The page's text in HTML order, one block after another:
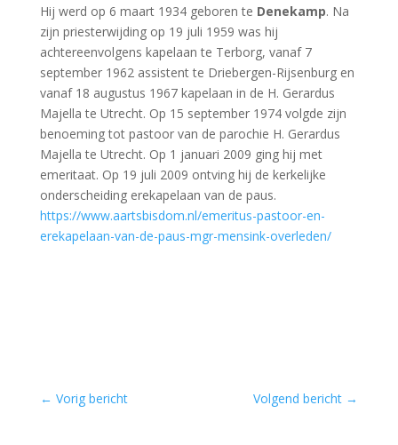
Hij werd op 6 maart 1934 geboren te Denekamp. Na
zijn priesterwijding op 19 juli 1959 was hij
achtereenvolgens kapelaan te Terborg, vanaf 7
september 1962 assistent te Driebergen-Rijsenburg en
vanaf 18 augustus 1967 kapelaan in de H. Gerardus
Majella te Utrecht. Op 15 september 1974 volgde zijn
benoeming tot pastoor van de parochie H. Gerardus
Majella te Utrecht. Op 1 januari 2009 ging hij met
emeritaat. Op 19 juli 2009 ontving hij de kerkelijke
onderscheiding erekapelaan van de paus.
https://www.aartsbisdom.nl/emeritus-pastoor-en-
erekapelaan-van-de-paus-mgr-mensink-overleden/
← Vorig bericht Volgend bericht →